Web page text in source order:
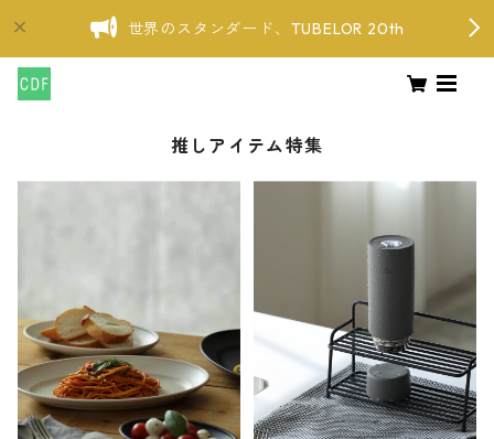
世界のスタンダード、TUBELOR 20th
推しアイテム特集